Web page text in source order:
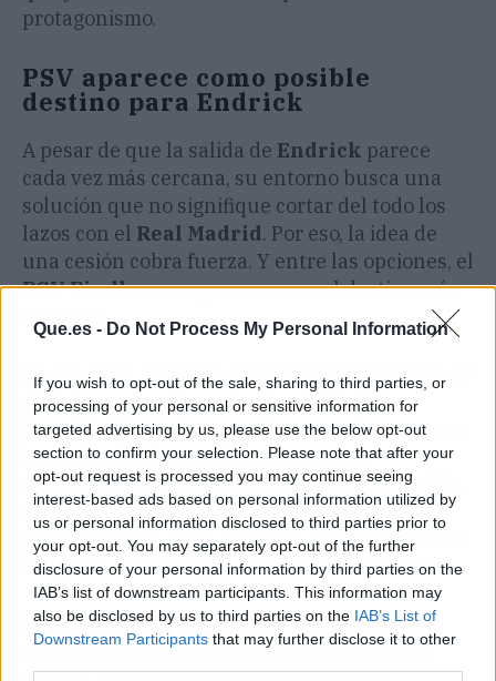
Que.es - Do Not Process My Personal Information
If you wish to opt-out of the sale, sharing to third parties, or
processing of your personal or sensitive information for
targeted advertising by us, please use the below opt-out
section to confirm your selection. Please note that after your
opt-out request is processed you may continue seeing
interest-based ads based on personal information utilized by
us or personal information disclosed to third parties prior to
your opt-out. You may separately opt-out of the further
disclosure of your personal information by third parties on the
IAB’s list of downstream participants. This information may
also be disclosed by us to third parties on the IAB’s List of
Downstream Participants that may further disclose it to other
protagonismo.
PSV aparece como posible
destino para Endrick
A pesar de que la salida de Endrick parece
cada vez más cercana, su entorno busca una
solución que no signifique cortar del todo los
lazos con el Real Madrid. Por eso, la idea de
una cesión cobra fuerza. Y entre las opciones, el
PSV Eindhovenaparece como el destino más
atractivo.
La conexión histórica entre el fútbol brasileño y
el club neerlandés es fuerte. Allí brilló
Ronaldo Nazario antes de convertirse en una
leyenda global, y esa historia no pasa
desapercibida paraEndrickni para su familia.
LaEredivisieofrece un entorno competitivo
pero formativo, ideal para que el joven atacante
tenga los minutos que necesita para crecer.
Desde la dirigencia blanca apoyan esta idea.
Consideran que en un contexto como el del